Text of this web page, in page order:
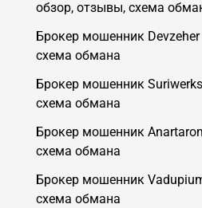
обзор, отзывы, схема
Брокер мошенник
схема обмана
Брокер мошенник
схема обмана
Брокер мошенник
схема обмана
Брокер мошенник
схема обмана